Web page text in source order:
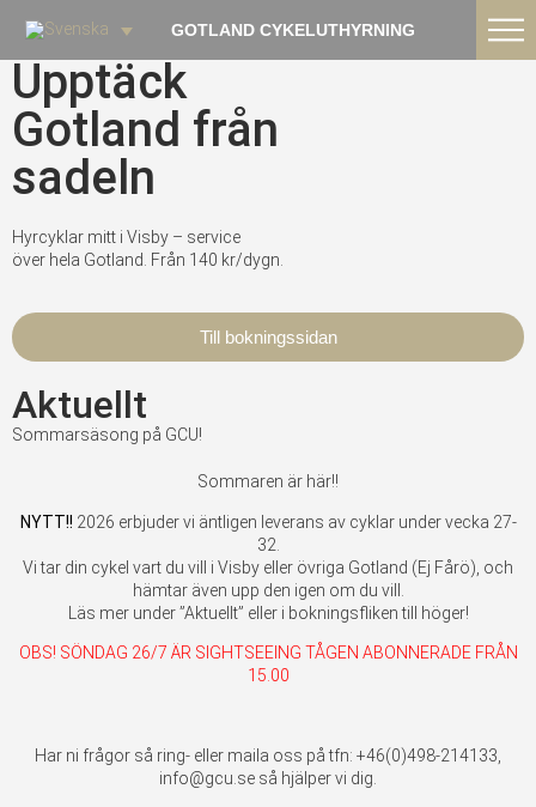
GOTLAND CYKELUTHYRNING
Upptäck
Gotland från
sadeln
Hyrcyklar mitt i Visby – service
över hela Gotland. Från 140 kr/dygn.
Till bokningssidan
Aktuellt
Sommarsäsong på GCU!
Sommaren är här!!
NYTT!! 2026 erbjuder vi äntligen leverans av cyklar under vecka 27-
32.
Vi tar din cykel vart du vill i Visby eller övriga Gotland (Ej Fårö), och
hämtar även upp den igen om du vill.
Läs mer under ”Aktuellt” eller i bokningsfliken till höger!
OBS! SÖNDAG 26/7 ÄR SIGHTSEEING TÅGEN ABONNERADE FRÅN
15.00
Har ni frågor så ring- eller maila oss på tfn: +46(0)498-214133,
info@gcu.se så hjälper vi dig.